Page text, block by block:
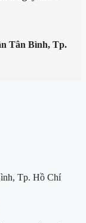
Tân Bình, Tp.
Tp. Hồ Chí